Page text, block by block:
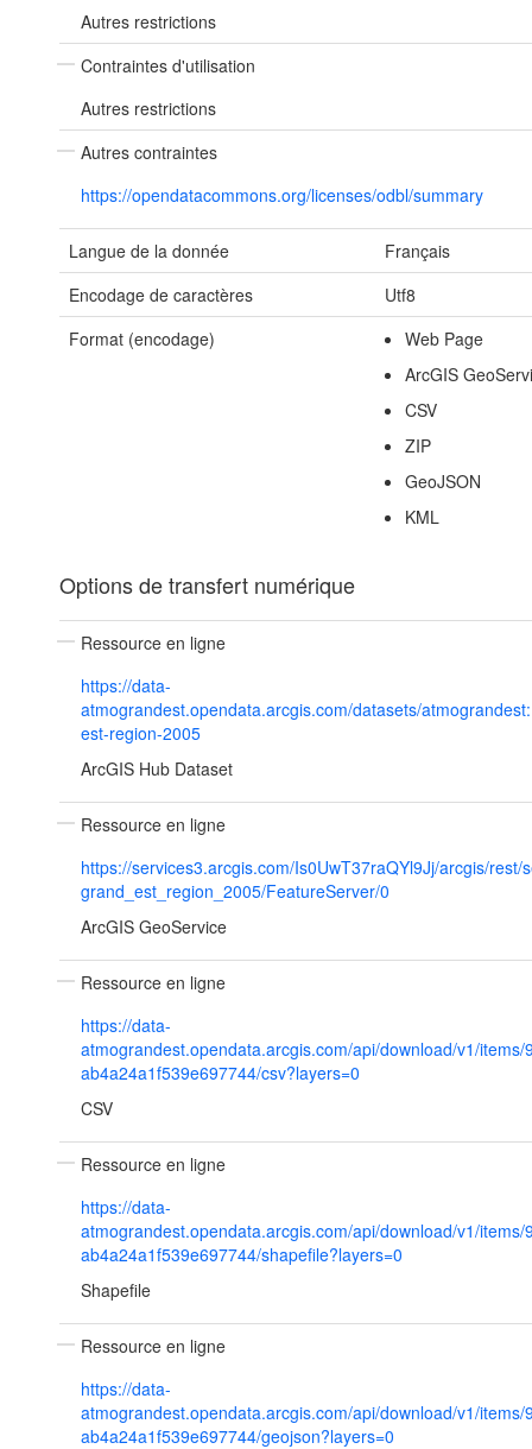
Autres restrictions
Contraintes d'utilisation
Autres restrictions
Autres contraintes
https://opendatacommons.org/licenses/odbl/summary
Langue de la donnée
Français
Encodage de caractères
Utf8
Format (encodage)
Web Page
ArcGIS
CSV
ZIP
GeoJSON
KML
Options de transfert numérique
Ressource en ligne
https://data-
atmograndest.opendata.arcgis.com/datasets/
est-region-2005
ArcGIS Hub Dataset
Ressource en ligne
https://services3.arcgis.com/Is0UwT37raQYl9Jj/arcgis/rest/
grand_est_region_2005/FeatureServer/0
ArcGIS GeoService
Ressource en ligne
https://data-
atmograndest.opendata.arcgis.com/api/download/v1/items/
ab4a24a1f539e697744/csv?layers=0
CSV
Ressource en ligne
https://data-
atmograndest.opendata.arcgis.com/api/download/v1/items/
ab4a24a1f539e697744/shapefile?layers=0
Shapefile
Ressource en ligne
https://data-
atmograndest.opendata.arcgis.com/api/download/v1/items/
ab4a24a1f539e697744/geojson?layers=0